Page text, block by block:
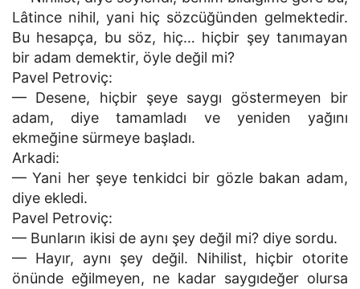
Lâtince nihil, yani hiç sözcüğünden gelmektedir.
Bu hesapça, bu söz, hiç… hiçbir şey tanımayan
bir adam demektir, öyle değil mi?
Pavel Petroviç:
— Desene, hiçbir şeye saygı göstermeyen bir
adam, diye tamamladı ve yeniden yağını
ekmeğine sürmeye başladı.
Arkadi:
— Yani her şeye tenkidci bir gözle bakan adam,
diye ekledi.
Pavel Petroviç:
— Bunların ikisi de aynı şey değil mi? diye sordu.
— Hayır, aynı şey değil. Nihilist, hiçbir otorite
önünde eğilmeyen, ne kadar saygıdeğer olursa